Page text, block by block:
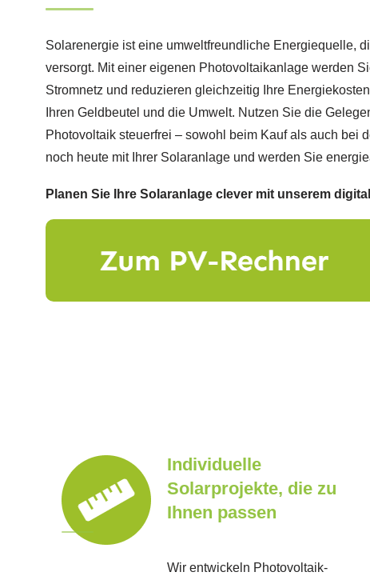
Solarenergie ist eine umweltfreundliche Energiequelle,
versorgt. Mit einer eigenen Photovoltaikanlage werden
Stromnetz und reduzieren gleichzeitig Ihre
Ihren Geldbeutel und die Umwelt. Nutzen Sie die
Photovoltaik steuerfrei – sowohl beim Kauf als auch bei
noch heute mit Ihrer Solaranlage und werden Sie
Planen Sie Ihre Solaranlage clever mit unserem
Individuelle
Solarprojekte, die zu
Ihnen passen
Wir entwickeln Photovoltaik-